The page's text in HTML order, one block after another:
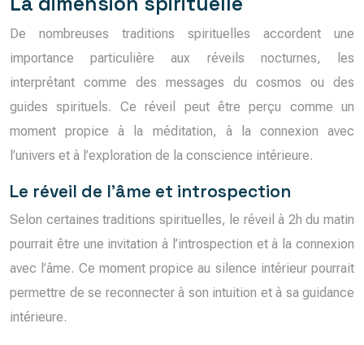
De nombreuses traditions spirituelles accordent une
importance particulière aux réveils nocturnes, les
interprétant comme des messages du cosmos ou des
guides spirituels. Ce réveil peut être perçu comme un
moment propice à la méditation, à la connexion avec
l’univers et à l’exploration de la conscience intérieure.
Le réveil de l’âme et introspection
Selon certaines traditions spirituelles, le réveil à 2h du matin
pourrait être une invitation à l’introspection et à la connexion
avec l’âme. Ce moment propice au silence intérieur pourrait
permettre de se reconnecter à son intuition et à sa guidance
intérieure.